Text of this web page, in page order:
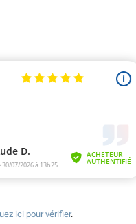
ici pour vérifier.